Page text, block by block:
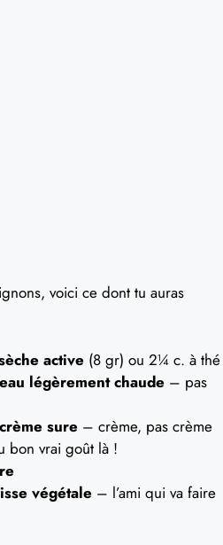
voici ce dont tu auras
active (8 gr) ou 2¼ c. à thé
eau légèrement chaude – pas
crème sure – crème, pas crème
vrai goût là !
végétale – l’ami qui va faire